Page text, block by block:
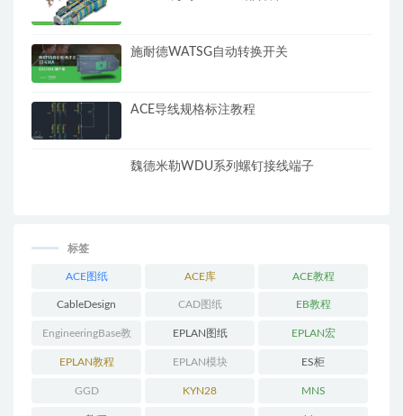
施耐德WATSG自动转换开关
ACE导线规格标注教程
魏德米勒WDU系列螺钉接线端子​
标签
ACE图纸 ACE库 ACE教程
CableDesign CAD图纸 EB教程
EngineeringBase教
程
EPLAN图纸 EPLAN宏
EPLAN教程 EPLAN模块 ES柜
GGD KYN28 MNS